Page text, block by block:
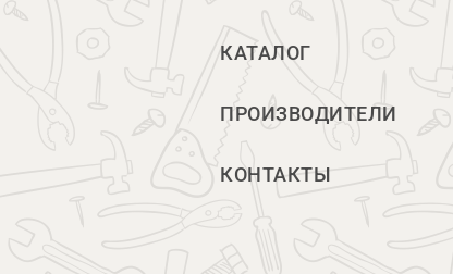
КАТАЛОГ
ПРОИЗВОДИТЕЛИ
КОНТАКТЫ